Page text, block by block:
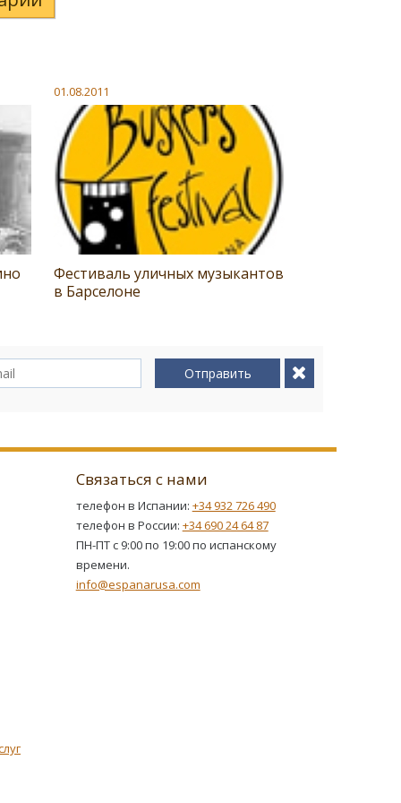
01.08.2011
Фестиваль уличных музыкантов
в Барселоне
Отправить
Связаться с нами
телефон в Испании: +34 932 726 490
телефон в России: +34 690 24 64 87
ПН-ПТ с 9:00 по 19:00 по испанскому
времени.
info@espanarusa.com